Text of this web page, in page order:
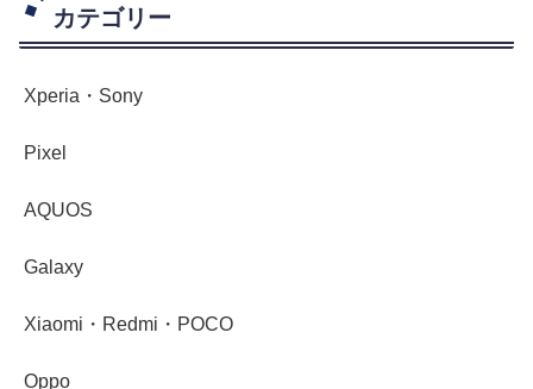
カテゴリー
Xperia・Sony
Pixel
AQUOS
Galaxy
Xiaomi・Redmi・POCO
Oppo